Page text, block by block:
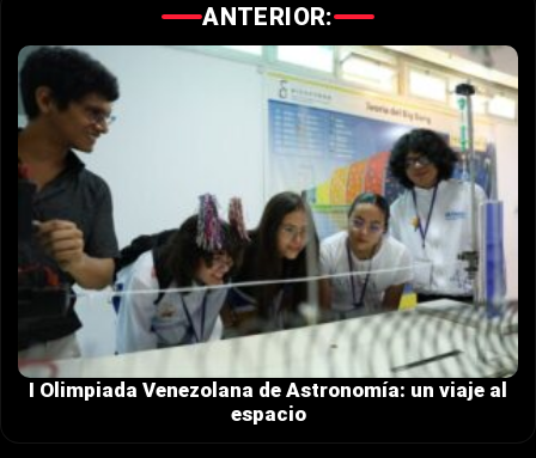
ANTERIOR:
I Olimpiada Venezolana de Astronomía: un viaje al
espacio